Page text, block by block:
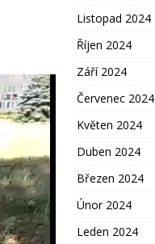
Listopad 2024
Říjen 2024
Září 2024
Červenec 2024
Květen 2024
Duben 2024
Březen 2024
Únor 2024
Leden 2024